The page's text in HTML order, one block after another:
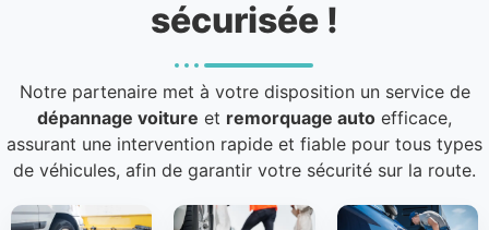
sécurisée !
Notre partenaire met à votre disposition un service de
dépannage voiture et remorquage auto efficace,
assurant une intervention rapide et fiable pour tous types
de véhicules, afin de garantir votre sécurité sur la route.